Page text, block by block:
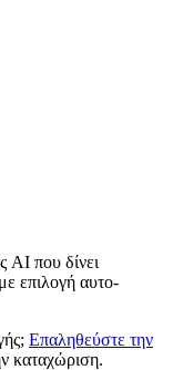
AI που δίνει
επιλογή αυτο-
Επαληθεύστε την
καταχώριση.